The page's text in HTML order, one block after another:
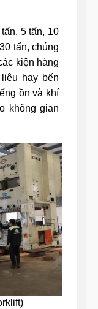
5 tấn, 10
tấn, chúng
kiện hàng
hay bến
ồn và khí
không gian